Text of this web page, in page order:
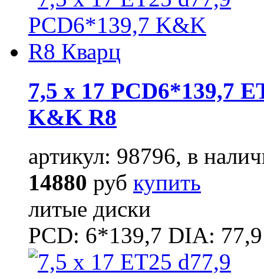
7,5 x 17 PCD6*139,7
K&K R8
артикул: 98796, в
14880 руб купить
литые диски
PCD: 6*139,7 DIA: 77,9